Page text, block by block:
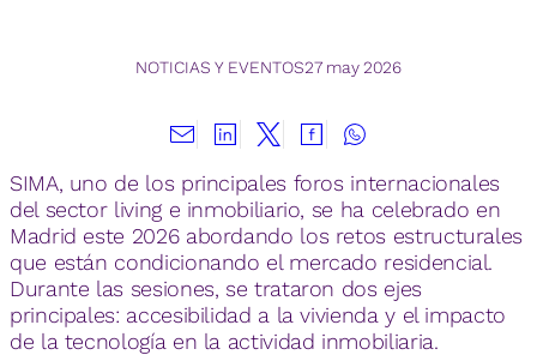
NOTICIAS Y EVENTOS27 may 2026
SIMA, uno de los principales foros internacionales
del sector living e inmobiliario, se ha celebrado en
Madrid este 2026 abordando los retos estructurales
que están condicionando el mercado residencial.
Durante las sesiones, se trataron dos ejes
principales: accesibilidad a la vivienda y el impacto
de la tecnología en la actividad inmobiliaria.